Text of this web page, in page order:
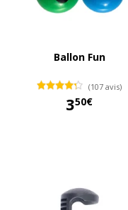
Ballon Fun
(107 avis)
350€